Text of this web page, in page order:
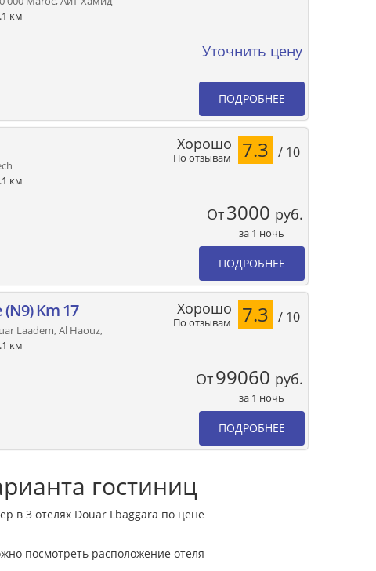
км
Уточнить цену
ПОДРОБНЕЕ
км
По отзывам
Хорошо 7.3 / 10
От3000 руб.
за 1 ночь
ПОДРОБНЕЕ
Km 17
Laadem, Al Haouz,
км
По отзывам
Хорошо 7.3 / 10
От99060 руб.
за 1 ночь
ПОДРОБНЕЕ
гостиниц
в 3 отелях Douar Lbaggara по цене
посмотреть расположение отеля